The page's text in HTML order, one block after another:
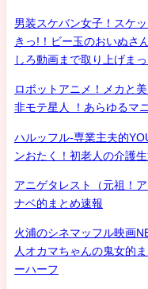
男装スケバン女子！スケ
きっ!！ビー玉のおいぬさ
しろ動画まで取り上げま
ロボットアニメ！メカと
非モテ星人 ！あらゆるマ
ハルッフル-専業主夫的
ンおたく！初老人の介護
アニゲタレスト（元祖！
ナベ的まとめ速報
火浦のシネマッフル映画
人オカマちゃんの鬼女的
ーハーフ